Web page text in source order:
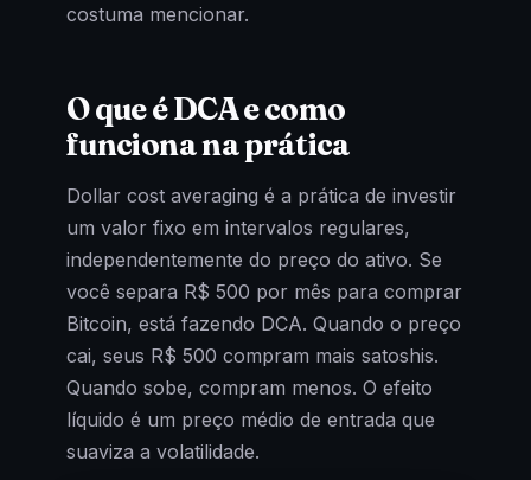
costuma mencionar.
O que é DCA e como
funciona na prática
Dollar cost averaging é a prática de investir
um valor fixo em intervalos regulares,
independentemente do preço do ativo. Se
você separa R$ 500 por mês para comprar
Bitcoin, está fazendo DCA. Quando o preço
cai, seus R$ 500 compram mais satoshis.
Quando sobe, compram menos. O efeito
líquido é um preço médio de entrada que
suaviza a volatilidade.